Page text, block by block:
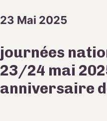
23 Mai 2025
journées
23/24 mai
anniversaire